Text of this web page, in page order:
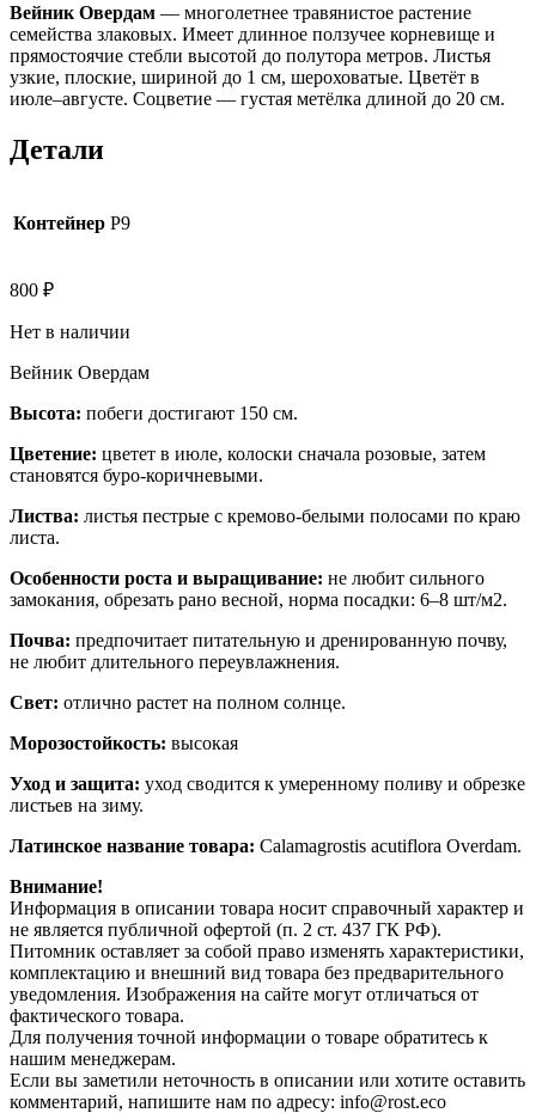
Вейник Овердам — многолетнее травянистое растение
семейства злаковых. Имеет длинное ползучее корневище и
прямостоячие стебли высотой до полутора метров. Листья
узкие, плоские, шириной до 1 см, шероховатые. Цветёт в
июле–августе. Соцветие — густая метёлка длиной до 20 см.
Детали
Контейнер P9
800 ₽
Нет в наличии
Вейник Овердам
Высота: побеги достигают 150 см.
Цветение: цветет в июле, колоски сначала розовые, затем
становятся буро-коричневыми.
Листва: листья пестрые с кремово-белыми полосами по краю
листа.
Особенности роста и выращивание: не любит сильного
замокания, обрезать рано весной, норма посадки: 6–8 шт/м2.
Почва: предпочитает питательную и дренированную почву,
не любит длительного переувлажнения.
Свет: отлично растет на полном солнце.
Морозостойкость: высокая
Уход и защита: уход сводится к умеренному поливу и обрезке
листьев на зиму.
Латинское название товара: Calamagrostis acutiflora Overdam.
Внимание!
Информация в описании товара носит справочный характер и
не является публичной офертой (п. 2 ст. 437 ГК РФ).
Питомник оставляет за собой право изменять характеристики,
комплектацию и внешний вид товара без предварительного
уведомления. Изображения на сайте могут отличаться от
фактического товара.
Для получения точной информации о товаре обратитесь к
нашим менеджерам.
Если вы заметили неточность в описании или хотите оставить
комментарий, напишите нам по адресу: info@rost.eco